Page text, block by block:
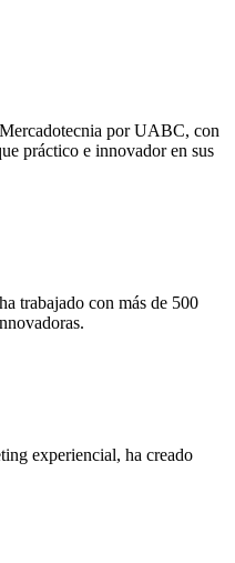
por UABC, con
práctico e innovador en sus
trabajado con más de 500
experiencial, ha creado